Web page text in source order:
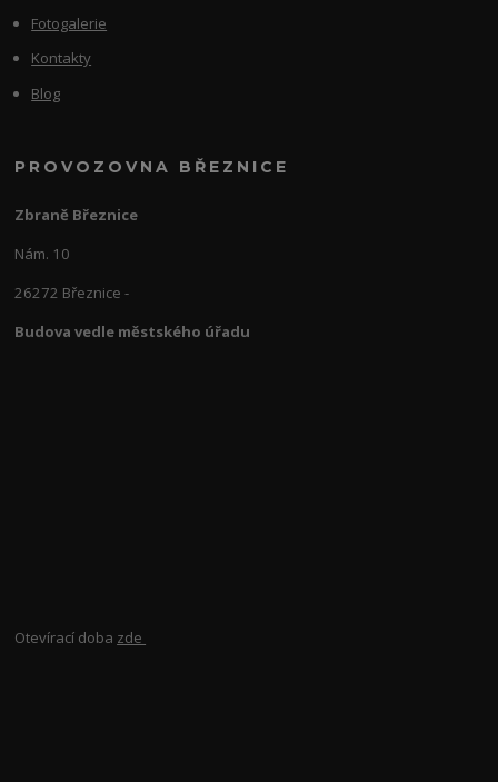
Fotogalerie
Kontakty
Blog
PROVOZOVNA BŘEZNICE
Zbraně Březnice
Nám. 10
26272 Březnice -
Budova vedle městského úřadu
Otevírací doba zde